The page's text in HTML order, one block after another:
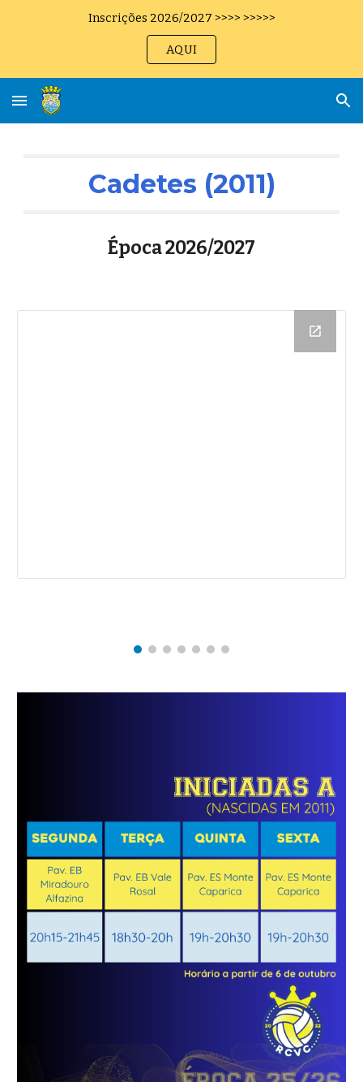
Inscrições 2026/2027 >>>> >>>>>
AQUI
Cadetes (2011)
Época 2026/2027